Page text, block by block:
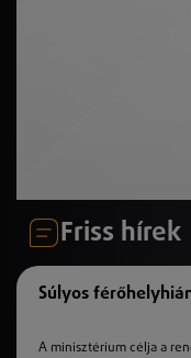
Friss hírek
Súlyos
A minisztérium célja a